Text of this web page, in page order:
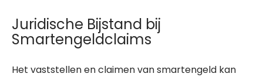
Juridische Bijstand bij
Smartengeldclaims
Het vaststellen en claimen van smartengeld kan